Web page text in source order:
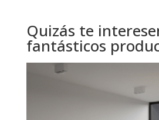
Quizás te
fantásticos